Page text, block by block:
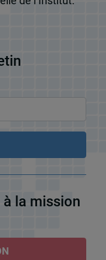
à la mission